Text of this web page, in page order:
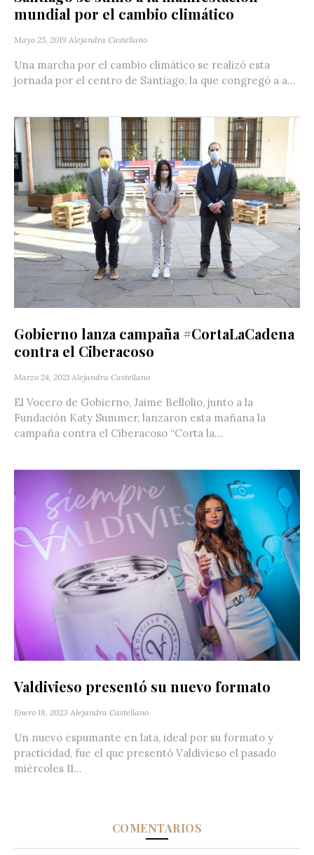
mundial por el cambio climático
Mayo 25, 2019 Alejandra Castellano
Una marcha por el cambio climático se realizó esta
jornada por el centro de Santiago, la que congregó a a...
Gobierno lanza campaña #CortaLaCadena
contra el Ciberacoso
Marzo 24, 2021 Alejandra Castellano
El Vocero de Gobierno, Jaime Bellolio, junto a la
Fundación Katy Summer, lanzaron esta mañana la
campaña contra el Ciberacoso “Corta la...
Valdivieso presentó su nuevo formato
Enero 18, 2023 Alejandra Castellano
Un nuevo espumante en lata, ideal por su formato y
practicidad, fue el que presentó Valdivieso el pasado
miércoles 11...
COMENTARIOS